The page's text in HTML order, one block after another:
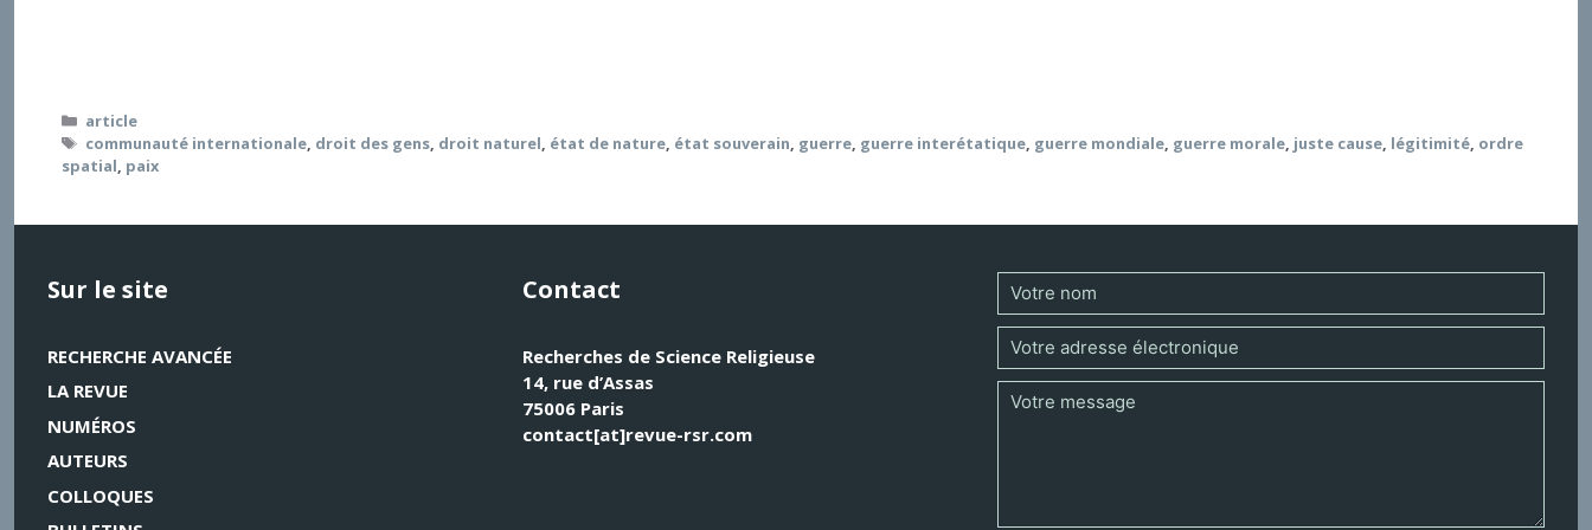
Catégories
article
Étiquettes
communauté internationale, droit des gens, droit naturel, état de nature, état souverain, guerre, guerre interétatique, guerre mondiale, guerre morale, juste cause, légitimité, ordre
spatial, paix
Sur le site
RECHERCHE AVANCÉE
LA REVUE
NUMÉROS
AUTEURS
COLLOQUES
Contact
Recherches de Science Religieuse
14, rue d’Assas
75006 Paris
contact[at]revue-rsr.com